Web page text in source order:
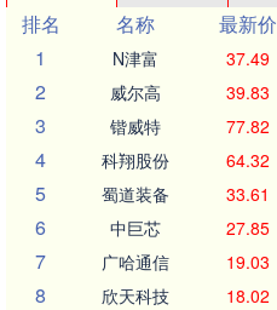
排名
名称 最新价
1
N津富 37.49
2 威尔高 39.83
3 锴威特 77.82
4 科翔股份 64.32
5 蜀道装备 33.61
6 中巨芯 27.85
7 广哈通信 19.03
8 欣天科技 18.02